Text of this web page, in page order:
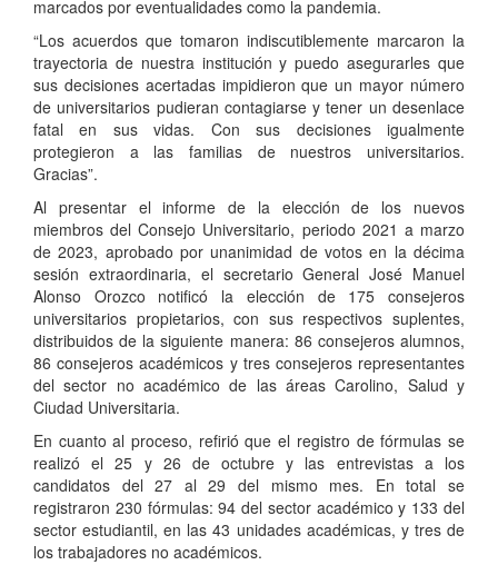
marcados por eventualidades como la pandemia.
“Los acuerdos que tomaron indiscutiblemente marcaron la
trayectoria de nuestra institución y puedo asegurarles que
sus decisiones acertadas impidieron que un mayor número
de universitarios pudieran contagiarse y tener un desenlace
fatal en sus vidas. Con sus decisiones igualmente
protegieron a las familias de nuestros universitarios.
Gracias”.
Al presentar el informe de la elección de los nuevos
miembros del Consejo Universitario, periodo 2021 a marzo
de 2023, aprobado por unanimidad de votos en la décima
sesión extraordinaria, el secretario General José Manuel
Alonso Orozco notificó la elección de 175 consejeros
universitarios propietarios, con sus respectivos suplentes,
distribuidos de la siguiente manera: 86 consejeros alumnos,
86 consejeros académicos y tres consejeros representantes
del sector no académico de las áreas Carolino, Salud y
Ciudad Universitaria.
En cuanto al proceso, refirió que el registro de fórmulas se
realizó el 25 y 26 de octubre y las entrevistas a los
candidatos del 27 al 29 del mismo mes. En total se
registraron 230 fórmulas: 94 del sector académico y 133 del
sector estudiantil, en las 43 unidades académicas, y tres de
los trabajadores no académicos.